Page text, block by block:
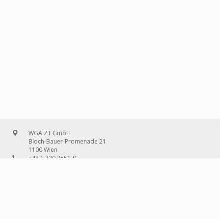
WGA ZT GmbH
Bloch-Bauer-Promenade 21
1100 Wien
+43 1 320 3551-0